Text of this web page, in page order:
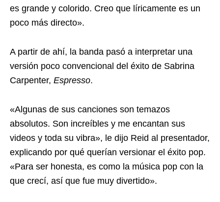
es grande y colorido. Creo que líricamente es un
poco más directo».
A partir de ahí, la banda pasó a interpretar una
versión poco convencional del éxito de Sabrina
Carpenter, Espresso.
«Algunas de sus canciones son temazos
absolutos. Son increíbles y me encantan sus
videos y toda su vibra», le dijo Reid al presentador,
explicando por qué querían versionar el éxito pop.
«Para ser honesta, es como la música pop con la
que crecí, así que fue muy divertido».